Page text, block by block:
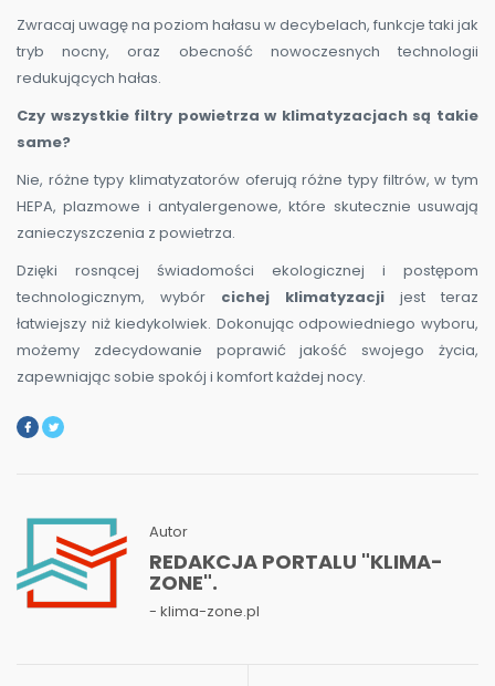
Zwracaj uwagę na poziom hałasu w decybelach, funkcje taki jak
tryb nocny, oraz obecność nowoczesnych technologii
redukujących hałas.
Czy wszystkie filtry powietrza w klimatyzacjach są takie
same?
Nie, różne typy klimatyzatorów oferują różne typy filtrów, w tym
HEPA, plazmowe i antyalergenowe, które skutecznie usuwają
zanieczyszczenia z powietrza.
Dzięki rosnącej świadomości ekologicznej i postępom
technologicznym, wybór cichej klimatyzacji jest teraz
łatwiejszy niż kiedykolwiek. Dokonując odpowiedniego wyboru,
możemy zdecydowanie poprawić jakość swojego życia,
zapewniając sobie spokój i komfort każdej nocy.
Autor
REDAKCJA PORTALU "KLIMA-
ZONE".
- klima-zone.pl